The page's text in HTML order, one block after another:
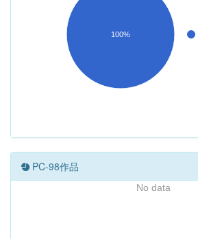
100%
PC-98作品
No data